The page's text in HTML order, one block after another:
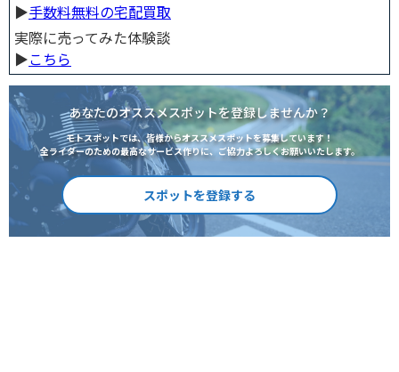
▶︎手数料無料の宅配買取
実際に売ってみた体験談
▶︎こちら
あなたのオススメスポットを登録しませんか？
モトスポットでは、皆様からオススメスポットを募集しています！
全ライダーのための最高なサービス作りに、ご協力よろしくお願いいたします。
スポットを登録する